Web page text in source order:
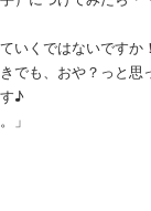
いくではないですか
でも、おや？っと思
♪
」